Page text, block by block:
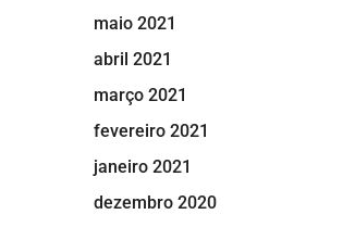
maio 2021
abril 2021
março 2021
fevereiro 2021
janeiro 2021
dezembro 2020